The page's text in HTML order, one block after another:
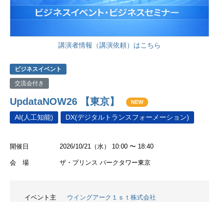
講演者情報（講演依頼）はこちら
ビジネスイベント
交流会付き
UpdataNOW26 【東京】 NEW
AI(人工知能) DX(デジタルトランスフォーメーション)
開催日 2026/10/21（水） 10:00 〜 18:40
会 場 ザ・プリンス パークタワー東京
イベント主
ウイングアーク１ｓｔ株式会社